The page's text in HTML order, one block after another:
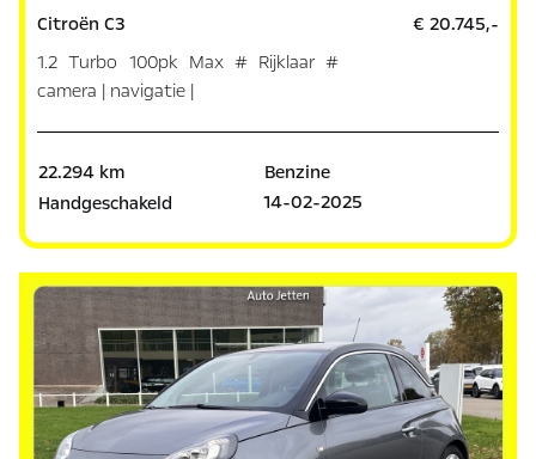
Citroën C3
1.2 Turbo 100pk Max # Rijklaar #
camera | navigatie |
€ 20.745,-
22.294 km
Benzine
Handgeschakeld
14-02-2025